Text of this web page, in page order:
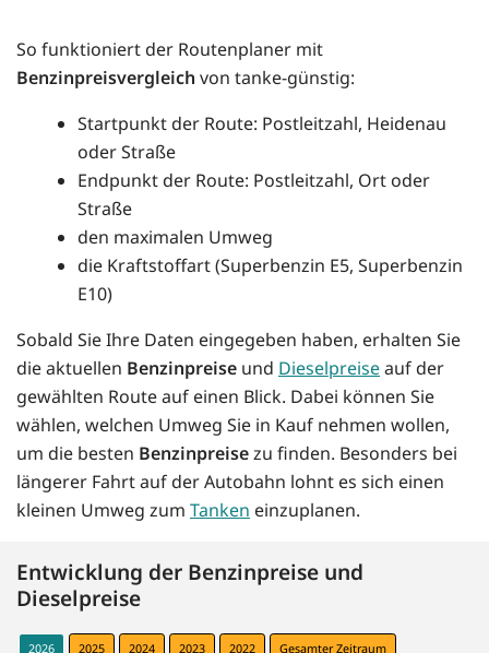
So funktioniert der Routenplaner mit
Benzinpreisvergleich von tanke-günstig:
Startpunkt der Route: Postleitzahl, Heidenau
oder Straße
Endpunkt der Route: Postleitzahl, Ort oder
Straße
den maximalen Umweg
die Kraftstoffart (Superbenzin E5, Superbenzin
E10)
Sobald Sie Ihre Daten eingegeben haben, erhalten Sie
die aktuellen Benzinpreise und Dieselpreiseauf der
gewählten Route auf einen Blick. Dabei können Sie
wählen, welchen Umweg Sie in Kauf nehmen wollen,
um die besten Benzinpreisezu finden. Besonders bei
längerer Fahrt auf der Autobahn lohnt es sich einen
kleinen Umweg zum Tanken einzuplanen.
Entwicklung der Benzinpreise und
Dieselpreise
2026 2025 2024 2023 2022 Gesamter Zeitraum